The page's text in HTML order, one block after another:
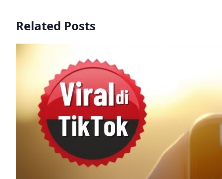
Related Posts